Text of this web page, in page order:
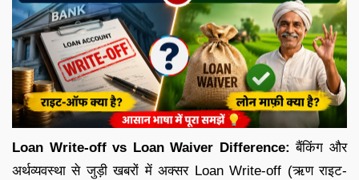
Loan Write-off vs Loan Waiver Difference: बैंकिंग और
अर्थव्यवस्था से जुड़ी खबरों में अक्सर Loan Write-off (ऋण राइट-